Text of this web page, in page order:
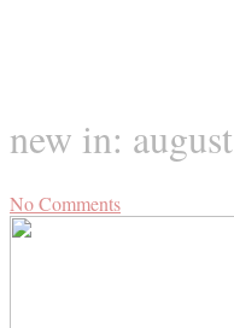
new in: august
No Comments